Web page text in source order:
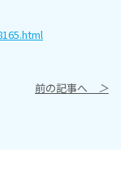
前の記事へ ＞